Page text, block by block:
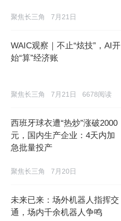
聚焦长三角 7月21日
WAIC观察｜不止“炫技”，AI开
始“算”经济账
聚焦长三角 7月21日 6678阅读
西班牙球衣遭“热炒”涨破2000
元，国内生产企业：4天内加
急批量投产
聚焦长三角 7月20日
未来已来：场外机器人指挥交
通，场内千余机器人争鸣